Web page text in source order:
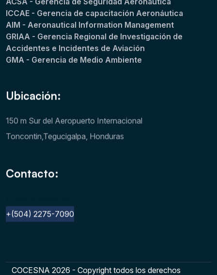
ICCAE - Gerencia de capacitación Aeronáutica
AIM - Aeronautical Information Management
GRIAA - Gerencia Regional de Investigación de
Accidentes e Incidentes de Aviación
GMA - Gerencia de Medio Ambiente
Ubicación:
150 m Sur del Aeropuerto Internacional
Toncontin,Tegucigalpa, Honduras
Contacto:
+(504) 2275-7090
COCESNA 2026 - Copyright todos los derechos